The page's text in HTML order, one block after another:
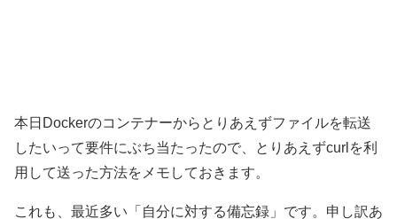
本日Dockerのコンテナーからとりあえずファイルを転送
したいって要件にぶち当たったので、とりあえずcurlを利
用して送った方法をメモしておきます。
これも、最近多い「自分に対する備忘録」です。申し訳あ